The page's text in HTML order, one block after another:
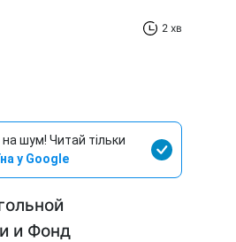
2 хв
шум! Читай тільки
у Google
и Фонд